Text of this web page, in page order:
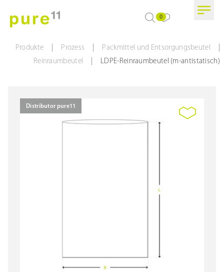
0
Produkte Prozess Packmittel und Entsorgungsbeutel
Reinraumbeutel LDPE-Reinraumbeutel (m-antistatisch)
Distributor pure11